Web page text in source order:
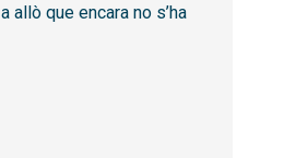
allò que encara no s’ha